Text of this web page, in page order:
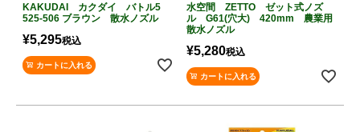
KAKUDAI カクダイ バトル5
525-506 ブラウン 散水ノズル
¥5,295税込
カートに入れる
水空間 ZETTO ゼット式ノズ
ル G61(穴大) 420mm 農業用
散水ノズル
¥5,280税込
カートに入れる